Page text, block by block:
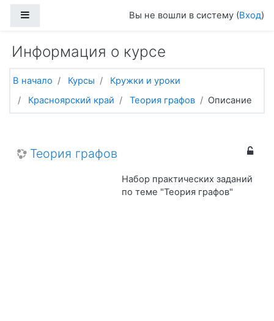
Вы не вошли в систему (Вход)
Информация о курсе
В начало Курсы
Кружки и уроки
Красноярский край
Теория графов Описание
Теория графов
Набор практических заданий
по теме "Теория графов"